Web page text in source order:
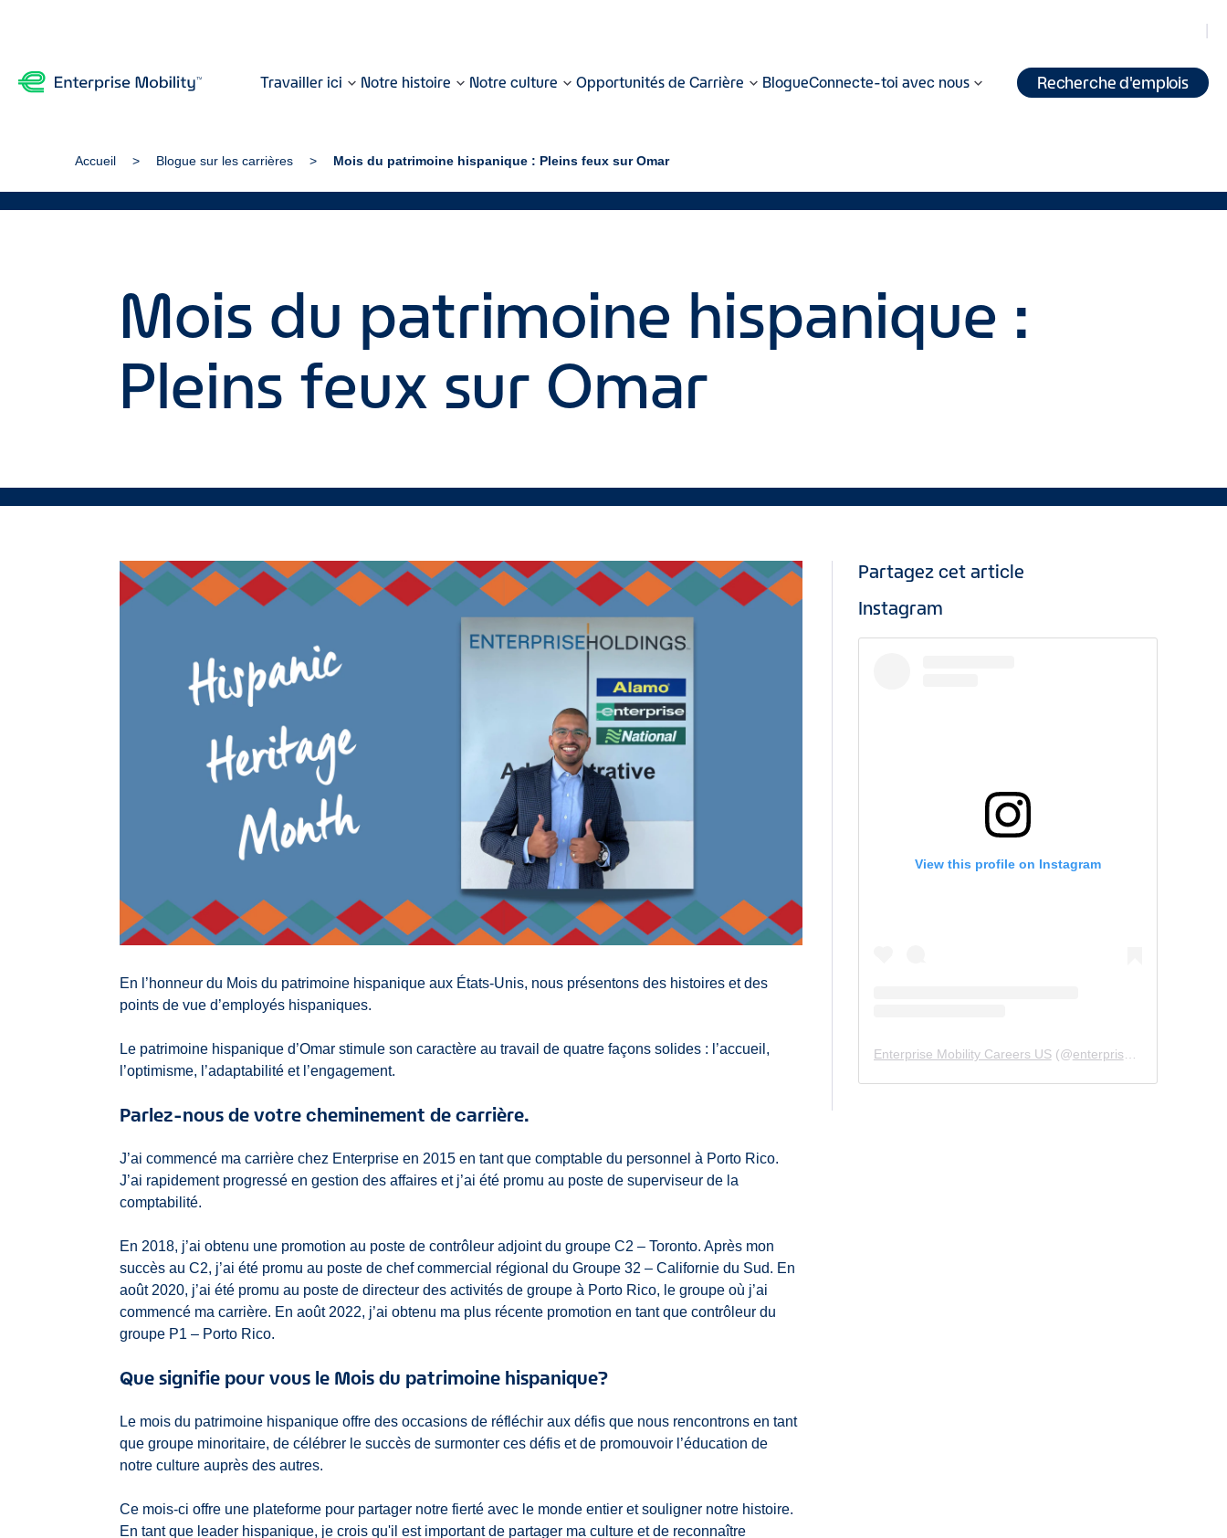
Travailler ici Notre histoire Notre culture Opportunités de Carrière BlogueConnecte-toi avec nous Recherche d'emplois
Accueil Blogue sur les carrières Mois du patrimoine hispanique : Pleins feux sur Omar
Mois du patrimoine hispanique :
Pleins feux sur Omar
En l’honneur du Mois du patrimoine hispanique aux États-Unis, nous présentons des histoires et des
points de vue d’employés hispaniques.
Le patrimoine hispanique d’Omar stimule son caractère au travail de quatre façons solides : l’accueil,
l’optimisme, l’adaptabilité et l’engagement.
Parlez-nous de votre cheminement de carrière.
J’ai commencé ma carrière chez Enterprise en 2015 en tant que comptable du personnel à Porto Rico.
J’ai rapidement progressé en gestion des affaires et j’ai été promu au poste de superviseur de la
comptabilité.
En 2018, j’ai obtenu une promotion au poste de contrôleur adjoint du groupe C2 – Toronto. Après mon
succès au C2, j’ai été promu au poste de chef commercial régional du Groupe 32 – Californie du Sud. En
août 2020, j’ai été promu au poste de directeur des activités de groupe à Porto Rico, le groupe où j’ai
commencé ma carrière. En août 2022, j’ai obtenu ma plus récente promotion en tant que contrôleur du
groupe P1 – Porto Rico.
Que signifie pour vous le Mois du patrimoine hispanique?
Le mois du patrimoine hispanique offre des occasions de réfléchir aux défis que nous rencontrons en tant
que groupe minoritaire, de célébrer le succès de surmonter ces défis et de promouvoir l’éducation de
notre culture auprès des autres.
Ce mois-ci offre une plateforme pour partager notre fierté avec le monde entier et souligner notre histoire.
En tant que leader hispanique, je crois qu'il est important de partager ma culture et de reconnaître
Partagez cet article
Instagram
View this profile on Instagram
Enterprise Mobility Careers US(@enterprisemobility.careers.us